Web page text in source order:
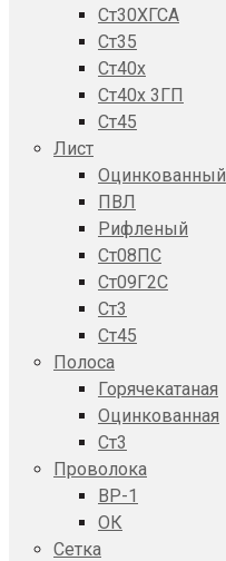
Ст30ХГСА
Ст35
Ст40х
Ст40х 3ГП
Ст45
Лист
Оцинкованный
ПВЛ
Рифленый
Ст08ПС
Ст09Г2С
Ст3
Ст45
Полоса
Горячекатаная
Оцинкованная
Ст3
Проволока
ВР-1
ОК
Сетка